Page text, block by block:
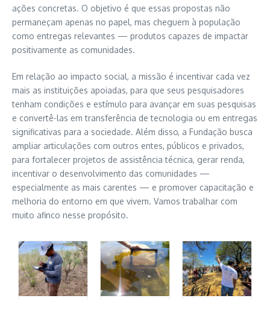
ações concretas. O objetivo é que essas propostas não
permaneçam apenas no papel, mas cheguem à população
como entregas relevantes — produtos capazes de impactar
positivamente as comunidades.
Em relação ao impacto social, a missão é incentivar cada vez
mais as instituições apoiadas, para que seus pesquisadores
tenham condições e estímulo para avançar em suas pesquisas
e convertê-las em transferência de tecnologia ou em entregas
significativas para a sociedade. Além disso, a Fundação busca
ampliar articulações com outros entes, públicos e privados,
para fortalecer projetos de assistência técnica, gerar renda,
incentivar o desenvolvimento das comunidades —
especialmente as mais carentes — e promover capacitação e
melhoria do entorno em que vivem. Vamos trabalhar com
muito afinco nesse propósito.